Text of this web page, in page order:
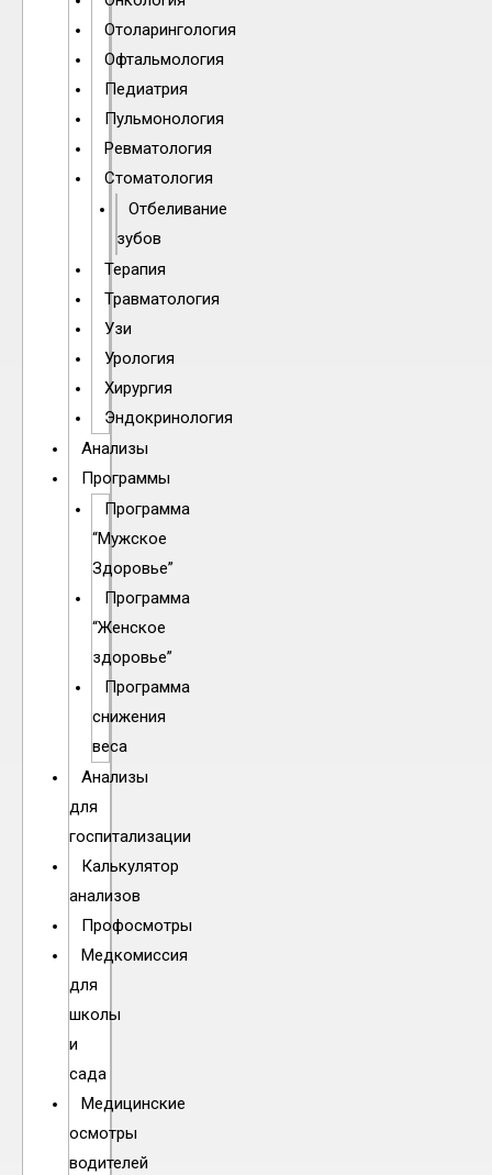
Отоларингология
Офтальмология
Педиатрия
Пульмонология
Ревматология
Стоматология
Отбеливание
зубов
Терапия
Травматология
Узи
Урология
Хирургия
Эндокринология
Анализы
Программы
Программа
“Мужское
Здоровье”
Программа
“Женское
здоровье”
Программа
снижения
веса
Анализы
для
госпитализации
Калькулятор
анализов
Профосмотры
Медкомиссия
для
школы
и
сада
Медицинские
осмотры
водителей